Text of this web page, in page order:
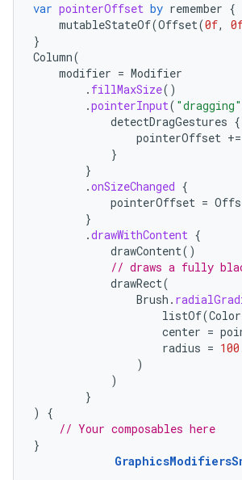
var pointerOffset by remember {
mutableStateOf(Offset(0f,
}
Column(
modifier = Modifier
. fillMaxSize()
.pointerInput( "dragging"
detectDragGestures {
pointerOffset +=
}
}
.onSizeChanged {
pointerOffset =
}
.drawWithContent {
drawContent()
// draws a fully
drawRect(
Brush .
listOf(Color
center =
radius =
)
)
}
)
{
// Your composables here
}